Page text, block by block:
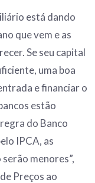
está dando
que vem e as
Se seu capital
uma boa
e financiar o
estão
do Banco
IPCA, as
menores”,
Preços ao